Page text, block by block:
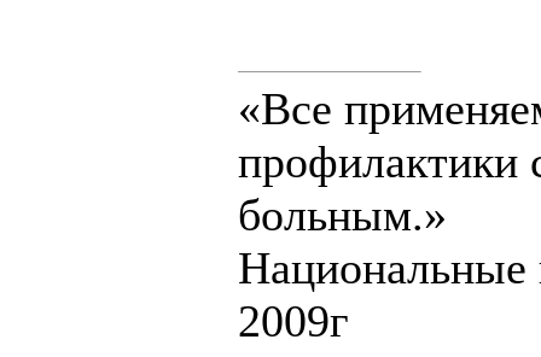
«Все
профилактики
больным.»
2009г